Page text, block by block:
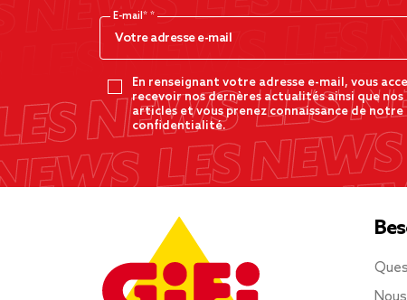
E-mail*
En renseignant votre adresse e-mail, vous
recevoir nos dernères actualités ainsi que nos
articles et vous prenez connaissance de
confidentialité.